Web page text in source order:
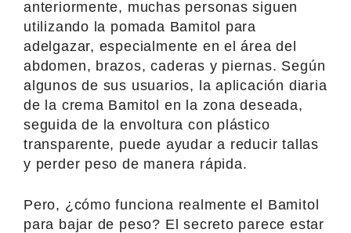
anteriormente, muchas personas siguen
utilizando la pomada Bamitol para
adelgazar, especialmente en el área del
abdomen, brazos, caderas y piernas. Según
algunos de sus usuarios, la aplicación diaria
de la crema Bamitol en la zona deseada,
seguida de la envoltura con plástico
transparente, puede ayudar a reducir tallas
y perder peso de manera rápida.
Pero, ¿cómo funciona realmente el Bamitol
para bajar de peso? El secreto parece estar